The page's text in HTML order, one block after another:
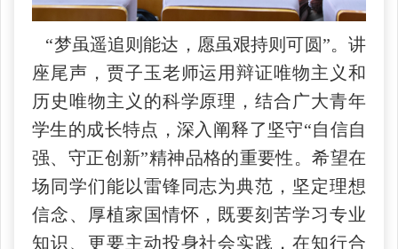
“梦虽遥追则能达，愿虽艰持则可圆”。讲
座尾声，贾子玉老师运用辩证唯物主义和
历史唯物主义的科学原理，结合广大青年
学生的成长特点，深入阐释了坚守“自信自
强、守正创新”精神品格的重要性。希望在
场同学们能以雷锋同志为典范，坚定理想
信念、厚植家国情怀，既要刻苦学习专业
知识、更要主动投身社会实践，在知行合